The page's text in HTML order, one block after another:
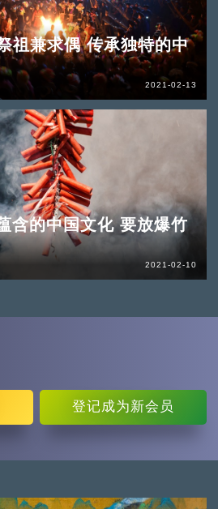
祖兼求偶 传承独特的中
2021-02-13
含的中国文化 要放爆竹
2021-02-10
登记成为新会员